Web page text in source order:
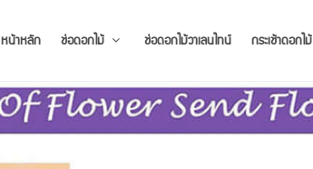
หน้าหลัก ช่อดอกไม้ ช่อดอกไม้วาเลนไทน์ กระเช้าดอกไม้